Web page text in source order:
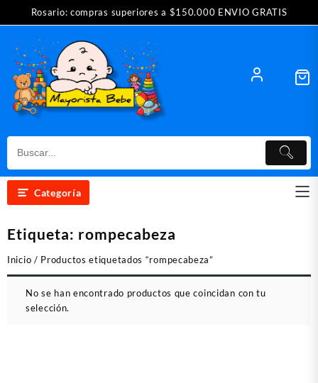
Rosario: compras superiores a $150.000 ENVIO GRATIS
Categoría
Etiqueta: rompecabeza
Inicio / Productos etiquetados “rompecabeza”
No se han encontrado productos que coincidan con tu
selección.